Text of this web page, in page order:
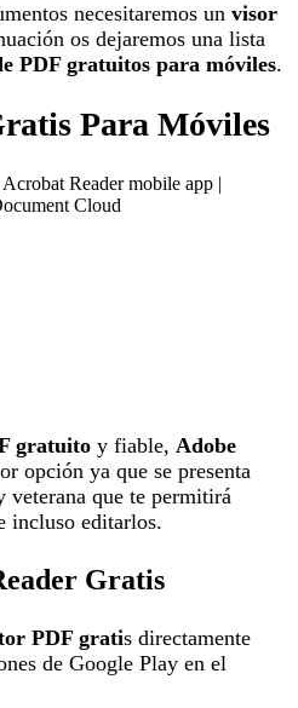
necesitaremos un visor
os dejaremos una lista
PDF gratuitos para móviles.
Para Móviles
gratuito y fiable, Adobe
opción ya que se presenta
veterana que te permitirá
incluso editarlos.
Gratis
PDF gratis directamente
de Google Play en el